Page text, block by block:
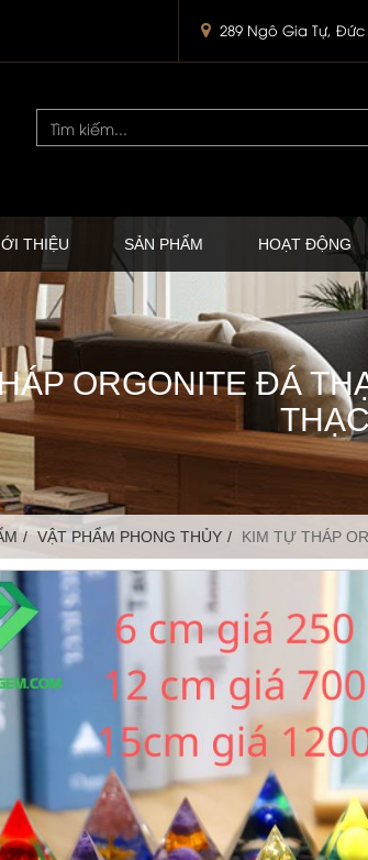
289 Ngô Gia Tự,
THIỆU SẢN PHẨM HOẠT ĐỘNG
ORGONITE ĐÁ
VẬT PHẨM PHONG THỦY KIM TỰ THÁP